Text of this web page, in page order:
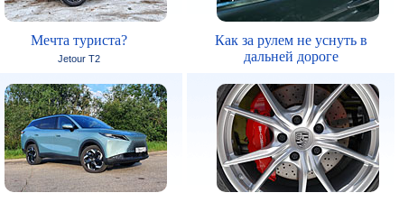
Мечта туриста?
Jetour T2
Как за рулем не уснуть в
дальней дороге